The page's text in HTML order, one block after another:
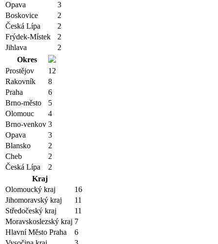
Opava
3
Boskovice
2
Česká Lípa
2
Frýdek-Místek
2
Jihlava
2
Okres
Prostějov
12
Rakovník
8
Praha
6
Brno-město
5
Olomouc
4
Brno-venkov 3
Opava
3
Blansko
2
Cheb
2
Česká Lípa
2
Kraj
Olomoucký kraj
16
Jihomoravský kraj
11
Středočeský kraj
11
Moravskoslezský kraj 7
Hlavní Město Praha
6